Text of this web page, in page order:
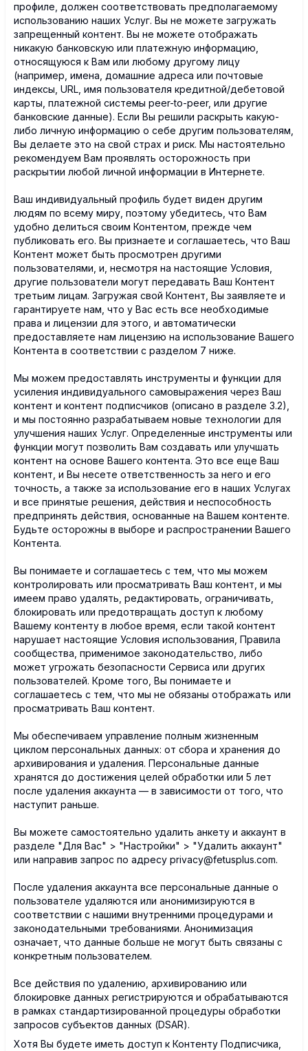
профиле, должен соответствовать предполагаемому
использованию наших Услуг. Вы не можете загружать
запрещенный контент. Вы не можете отображать
никакую банковскую или платежную информацию,
относящуюся к Вам или любому другому лицу
(например, имена, домашние адреса или почтовые
индексы, URL, имя пользователя кредитной/дебетовой
карты, платежной системы peer-to-peer, или другие
банковские данные). Если Вы решили раскрыть какую-
либо личную информацию о себе другим пользователям,
Вы делаете это на свой страх и риск. Мы настоятельно
рекомендуем Вам проявлять осторожность при
раскрытии любой личной информации в Интернете.
Ваш индивидуальный профиль будет виден другим
людям по всему миру, поэтому убедитесь, что Вам
удобно делиться своим Контентом, прежде чем
публиковать его. Вы признаете и соглашаетесь, что Ваш
Контент может быть просмотрен другими
пользователями, и, несмотря на настоящие Условия,
другие пользователи могут передавать Ваш Контент
третьим лицам. Загружая свой Контент, Вы заявляете и
гарантируете нам, что у Вас есть все необходимые
права и лицензии для этого, и автоматически
предоставляете нам лицензию на использование Вашего
Контента в соответствии с разделом 7 ниже.
Мы можем предоставлять инструменты и функции для
усиления индивидуального самовыражения через Ваш
контент и контент подписчиков (описано в разделе 3.2),
и мы постоянно разрабатываем новые технологии для
улучшения наших Услуг. Определенные инструменты или
функции могут позволить Вам создавать или улучшать
контент на основе Вашего контента. Это все еще Ваш
контент, и Вы несете ответственность за него и его
точность, а также за использование его в наших Услугах
и все принятые решения, действия и неспособность
предпринять действия, основанные на Вашем контенте.
Будьте осторожны в выборе и распространении Вашего
Контента.
Вы понимаете и соглашаетесь с тем, что мы можем
контролировать или просматривать Ваш контент, и мы
имеем право удалять, редактировать, ограничивать,
блокировать или предотвращать доступ к любому
Вашему контенту в любое время, если такой контент
нарушает настоящие Условия использования, Правила
сообщества, применимое законодательство, либо
может угрожать безопасности Сервиса или других
пользователей. Кроме того, Вы понимаете и
соглашаетесь с тем, что мы не обязаны отображать или
просматривать Ваш контент.
Мы обеспечиваем управление полным жизненным
циклом персональных данных: от сбора и хранения до
архивирования и удаления. Персональные данные
хранятся до достижения целей обработки или 5 лет
после удаления аккаунта — в зависимости от того, что
наступит раньше.
Вы можете самостоятельно удалить анкету и аккаунт в
разделе "Для Вас" > "Настройки" > "Удалить аккаунт"
или направив запрос по адресу privacy@fetusplus.com.
После удаления аккаунта все персональные данные о
пользователе удаляются или анонимизируются в
соответствии с нашими внутренними процедурами и
законодательными требованиями. Анонимизация
означает, что данные больше не могут быть связаны с
конкретным пользователем.
Все действия по удалению, архивированию или
блокировке данных регистрируются и обрабатываются
в рамках стандартизированной процедуры обработки
запросов субъектов данных (DSAR).
Хотя Вы будете иметь доступ к Контенту Подписчика,